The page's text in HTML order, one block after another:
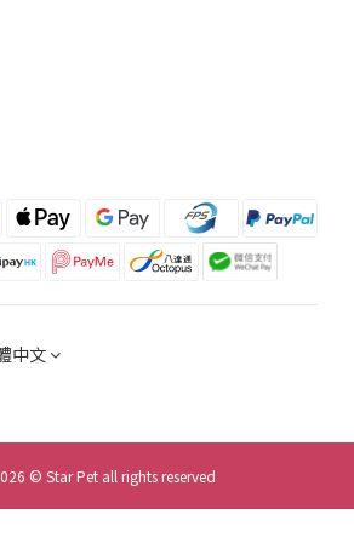
中文
© Star Pet all rights reserved